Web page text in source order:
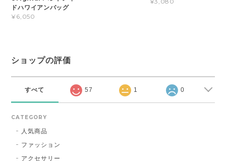
ドハワイアンバッグ
¥6,050
ショップの評価
すべて 57 1 0
CATEGORY
人気商品
ファッション
アクセサリー